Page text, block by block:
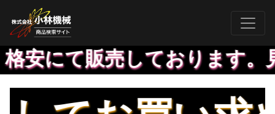
販売しております。見積